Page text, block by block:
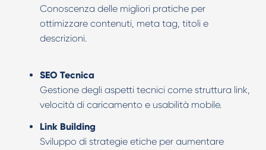
Conoscenza delle migliori pratiche per
ottimizzare contenuti, meta tag, titoli e
descrizioni.
SEO Tecnica
Gestione degli aspetti tecnici come struttura link,
velocità di caricamento e usabilità mobile.
Link Building
Sviluppo di strategie etiche per aumentare